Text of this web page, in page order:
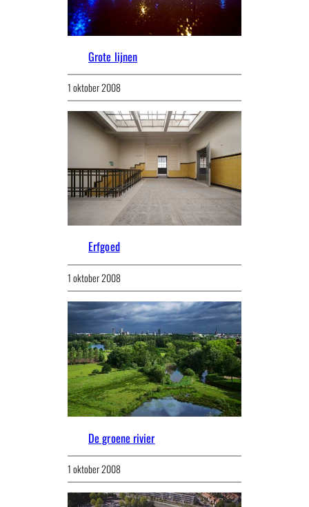
Grote lijnen
1 oktober 2008
Erfgoed
1 oktober 2008
De groene rivier
1 oktober 2008